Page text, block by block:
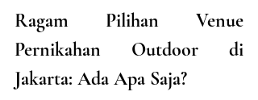
Ragam Pilihan Venue
Pernikahan Outdoor di
Jakarta: Ada Apa Saja?